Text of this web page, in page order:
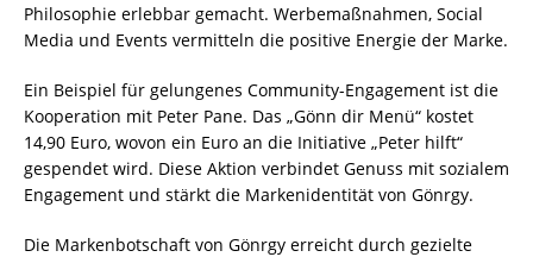
Philosophie erlebbar gemacht. Werbemaßnahmen, Social
Media und Events vermitteln die positive Energie der Marke.
Ein Beispiel für gelungenes Community-Engagement ist die
Kooperation mit Peter Pane. Das „Gönn dir Menü“ kostet
14,90 Euro, wovon ein Euro an die Initiative „Peter hilft“
gespendet wird. Diese Aktion verbindet Genuss mit sozialem
Engagement und stärkt die Markenidentität von Gönrgy.
Die Markenbotschaft von Gönrgy erreicht durch gezielte